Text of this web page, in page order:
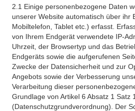
2.1 Einige personenbezogene Daten
unserer Website automatisch über ihr
Mobiltelefon, Tablet etc.) erfasst.
von Ihrem Endgerät verwendete IP-
Uhrzeit, der Browsertyp und das
Endgeräts sowie die aufgerufenen
Zwecke der Datensicherheit und zur
Angebots sowie der Verbesserung
Verarbeitung dieser
Grundlage von Artikel 6 Absatz 1 Satz
(Datenschutzgrundverordnung). Der